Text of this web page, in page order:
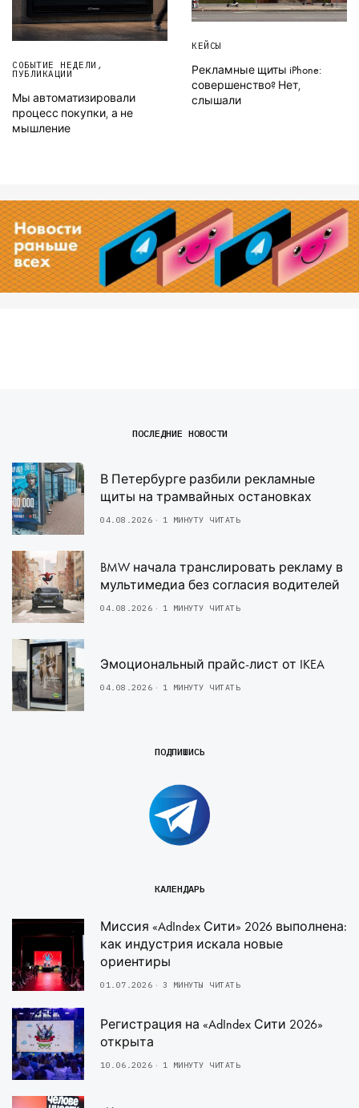
СОБЫТИЕ НЕДЕЛИ ,
ПУБЛИКАЦИИ
Мы автоматизировали
процесс покупки, а не
мышление
КЕЙСЫ
Рекламные щиты iPhone:
совершенство? Нет,
слышали
ПОСЛЕДНИЕ НОВОСТИ
В Петербурге разбили рекламные
щиты на трамвайных остановках
04.08.2026 1 МИНУТУ ЧИТАТЬ
BMW начала транслировать рекламу в
мультимедиа без согласия водителей
04.08.2026 1 МИНУТУ ЧИТАТЬ
Эмоциональный прайс-лист от IKEA
04.08.2026 1 МИНУТУ ЧИТАТЬ
ПОДПИШИСЬ
КАЛЕНДАРЬ
Миссия «AdIndex Сити» 2026 выполнена:
как индустрия искала новые
ориентиры
01.07.2026 3 МИНУТЫ ЧИТАТЬ
Регистрация на «AdIndex Сити 2026»
открыта
10.06.2026 1 МИНУТУ ЧИТАТЬ